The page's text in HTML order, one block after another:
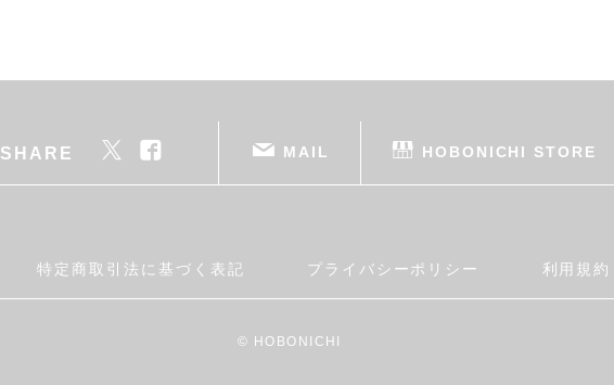
SHARE MAIL HOBONICHI STORE
特定商取引法に基づく表記 プライバシーポリシー 利用規約
© HOBONICHI